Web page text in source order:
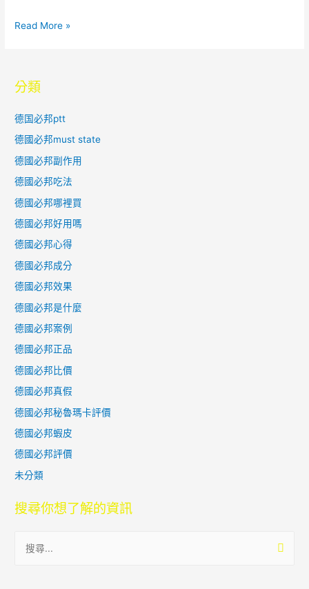
價
分
德
正
品
哪
里
購
買？
何
辨
別？
Read More »
分類
德国必邦ptt
德國必邦must state
德國必邦副作用
德國必邦吃法
德國必邦哪裡買
德國必邦好用嗎
德國必邦心得
德國必邦成分
德國必邦效果
德國必邦是什麼
德國必邦案例
德國必邦正品
德國必邦比價
德國必邦真假
德國必邦秘魯瑪卡評價
德國必邦蝦皮
德國必邦評價
未分類
搜尋你想了解的資訊